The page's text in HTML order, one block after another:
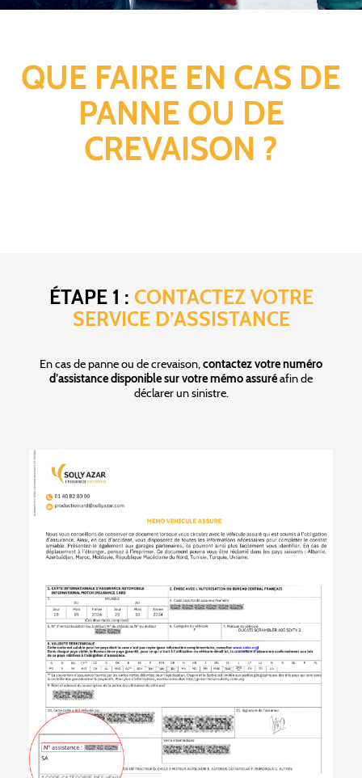
QUE FAIRE EN CAS DE
PANNE OU DE
CREVAISON ?
ÉTAPE 1 : CONTACTEZ VOTRE
SERVICE D’ASSISTANCE
En cas de panne ou de crevaison,contactez votre numéro
d’assistance disponible sur votre mémo assuréafin de
déclarer un sinistre.